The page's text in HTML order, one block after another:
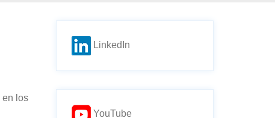
en los
LinkedIn
YouTube